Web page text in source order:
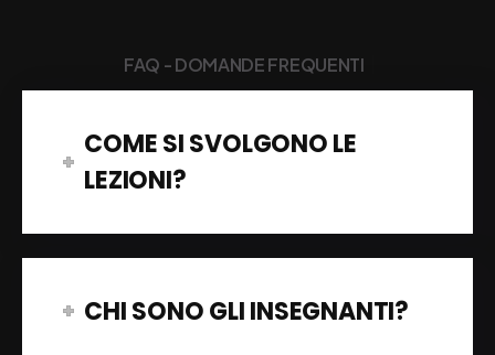
FAQ - DOMANDE FREQ |
COME SI SVOLGONO LE
LEZIONI?
CHI SONO GLI INSEGNANTI?